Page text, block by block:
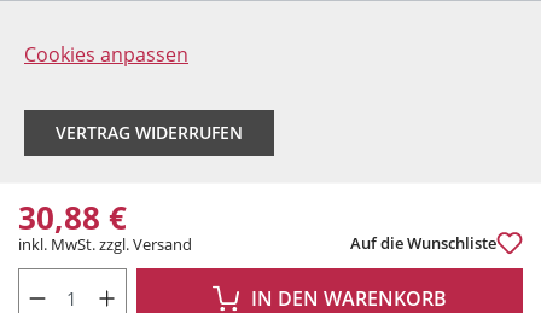
30,88 €
inkl. MwSt. zzgl. Versand Auf die Wunschliste
IN DEN WARENKORB
Cookies anpassen
VERTRAG WIDERRUFEN